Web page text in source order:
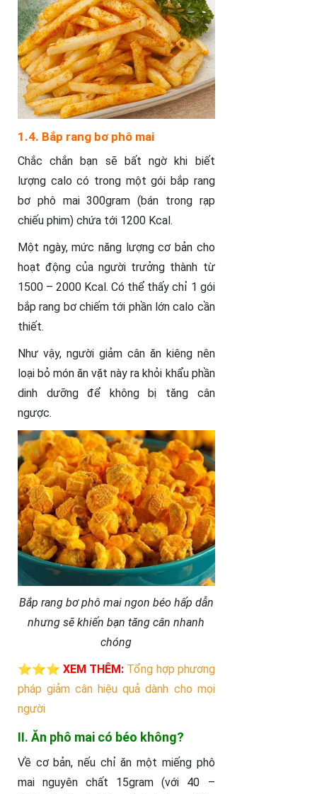
1.4. Bắp rang bơ phô mai
Chắc chắn bạn sẽ bất ngờ khi biết
lượng calo có trong một gói bắp rang
bơ phô mai 300gram (bán trong rạp
chiếu phim) chứa tới 1200 Kcal.
Một ngày, mức năng lượng cơ bản cho
hoạt động của người trưởng thành từ
1500 – 2000 Kcal. Có thể thấy chỉ 1 gói
bắp rang bơ chiếm tới phần lớn calo cần
thiết.
Như vậy, người giảm cân ăn kiêng nên
loại bỏ món ăn vặt này ra khỏi khẩu phần
dinh dưỡng để không bị tăng cân
ngược.
Bắp rang bơ phô mai ngon béo hấp dẫn
nhưng sẽ khiến bạn tăng cân nhanh
chóng
⭐⭐⭐XEM THÊM: Tổng hợp phương
pháp giảm cân hiệu quả dành cho mọi
người
II. Ăn phô mai có béo không?
Về cơ bản, nếu chỉ ăn một miếng phô
mai nguyên chất 15gram (với 40 –